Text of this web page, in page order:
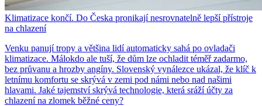
Klimatizace končí. Do Česka pronikají nesrovnatelně lepší přístroje
na chlazení
Venku panují tropy a většina lidí automaticky sahá po ovladači
klimatizace. Málokdo ale tuší, že dům lze ochladit téměř zadarmo,
bez průvanu a hrozby angíny. Slovenský vynálezce ukázal, že klíč k
letnímu komfortu se skrývá v zemi pod námi nebo nad našimi
hlavami. Jaké tajemství skrývá technologie, která sráží účty za
chlazení na zlomek běžné ceny?